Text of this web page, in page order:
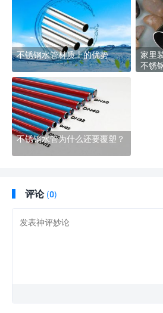
不锈钢水管材质上的优势
家里
不锈
不锈钢水管为什么还要覆塑？
评论 (0)